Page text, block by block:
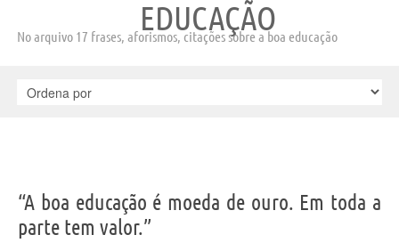
EDUCAÇÃO
No arquivo 17 frases, aforismos, citações sobre a boa educação
“A boa educação é moeda de ouro. Em toda a
parte tem valor.”